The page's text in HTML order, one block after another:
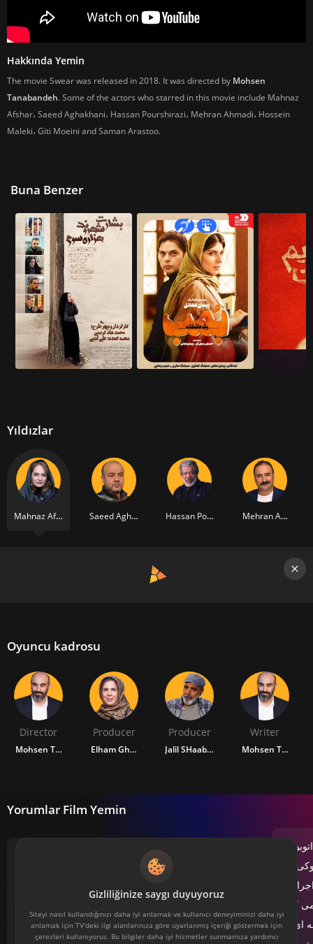
Hakkında Yemin
The movie Swear was released in 2018. It was directed by Mohsen
Tanabandeh. Some of the actors who starred in this movie include Mahnaz
Afshar، Saeed Aghakhani، Hassan Pourshirazi، Mehran Ahmadi، Hossein
Maleki، Giti Moeini and Saman Arastoo.
Buna Benzer
Yıldızlar
Mahnaz Afshar Saeed Aghakhani Hassan Pourshirazi Mehran Ahmadi
Oyuncu kadrosu
Director
Mohsen Tanabandeh
Producer
Elham Ghafouri
Producer
Jalil SHaabani
Writer
Mohsen
Yorumlar Film Yemin
مهارت تنابنده چه در زمینه مسائل فنی و چه در
موضوع فیلمنامه نویسی در اواخر فیلم گل درشت می
شود. قسم مانند آتش فشانی می ماند که خاکسترهای
آن درهم گیر کرده و با اینکه با وزش بادهای ملایم
(داستانک ها) سرخ می شوند ولی قصد فوران ندارند تا
که
نیز
کند.
از
Gizliliğinize saygı duyuyoruz
Siteyi nasıl kullandığınızı daha iyi anlamak ve kullanıcı deneyiminizi daha iyi
anlamak için TV'deki ilgi alanlarınıza göre uyarlanmış içeriği göstermek için
çerezleri kullanıyoruz. Bu bilgiler daha iyi hizmetler sunmamıza yardımcı